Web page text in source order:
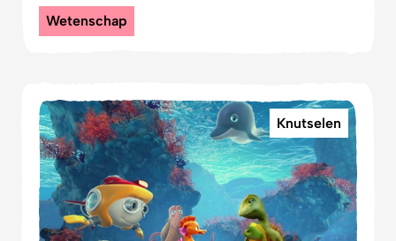
Wetenschap
Knutselen